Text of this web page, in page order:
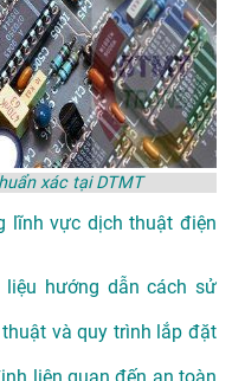
xác tại DTMT
lĩnh vực dịch thuật điện
liệu hướng dẫn cách sử
và quy trình lắp đặt